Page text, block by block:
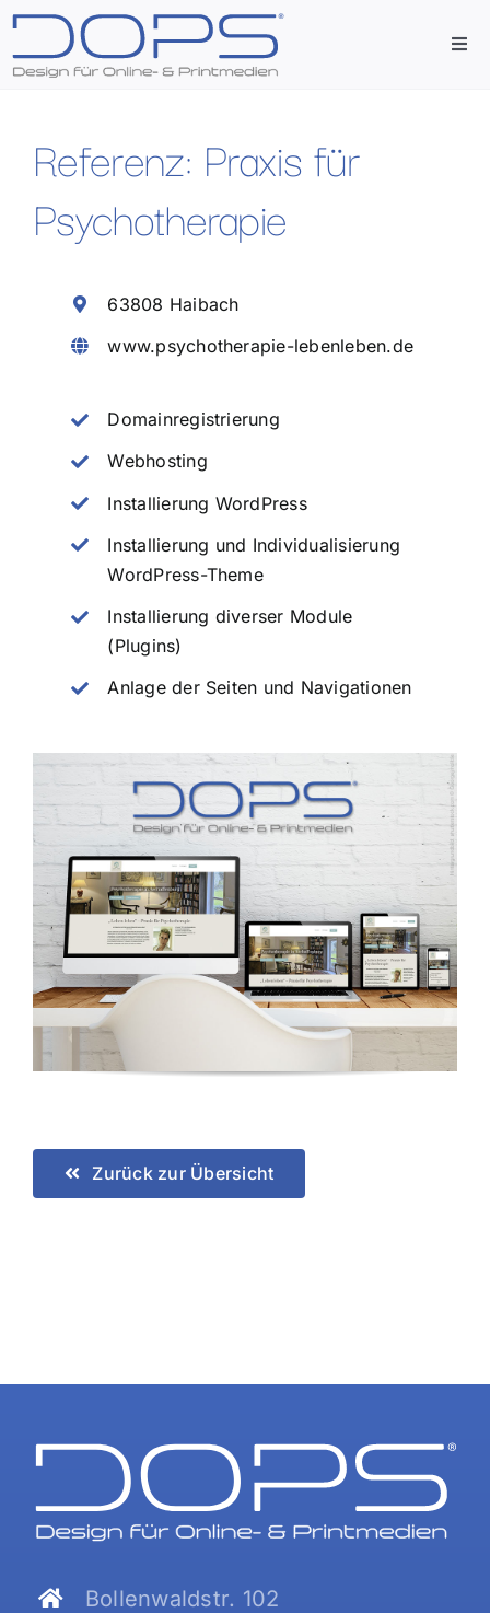
Zum
springen
Referenzen
Kontakt
Referenz: Praxis für
Psychotherapie
63808 Haibach
www.psychotherapie-lebenleben.de
Domainregistrierung
Webhosting
Installierung WordPress
Installierung und Individualisierung
WordPress-Theme
Installierung diverser Module
(Plugins)
Anlage der Seiten und Navigationen
Zurück zur Übersicht
Bollenwaldstr. 102